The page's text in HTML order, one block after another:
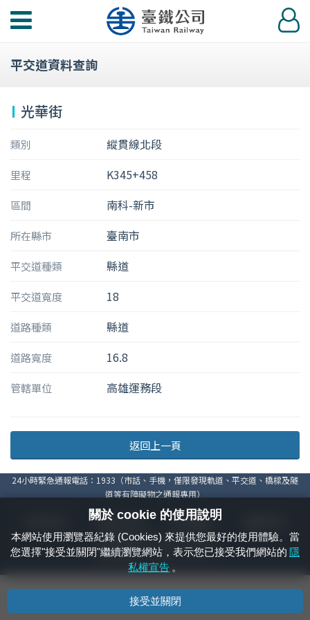
功
選
登
入
平交道資料查詢
光華街
類別 縱貫線北段
里程 K345+458
區間 南科-新市
所在縣市 臺南市
平交道種類 縣道
平交道寬度 18
道路種類 縣道
道路寬度 16.8
管轄單位 高雄運務段
返回上一頁
24小時緊急通報電話：1933（市話、手機，僅限發現軌道、平交道、橋樑及隧
道等有障礙物之通報專用）
資通安全政策 著作權聲明
國營臺灣鐵路股份有限公司 © 版權所有
本頁產生時間： 2026/08/07 21:14:16
關於 cookie 的使用說明
本網站使用瀏覽器紀錄 (Cookies) 來提供您最好的使用體驗。當
您選擇"接受並關閉"繼續瀏覽網站，表示您已接受我們網站的 隱
私權宣告 。
接受並關閉